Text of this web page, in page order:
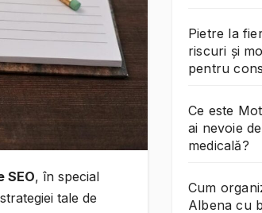
SEO, în special
tale de
Pietre la
riscuri și
pentru
Ce este
ai nevoie
medicală?
Cum
Albena cu